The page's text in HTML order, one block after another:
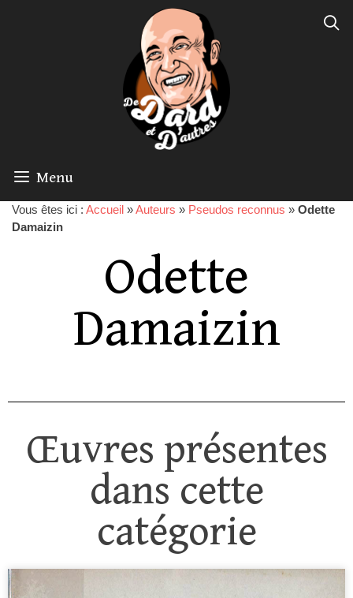
Menu
Vous êtes ici : Accueil »Auteurs » Pseudos reconnus » Odette
Damaizin
Odette
Damaizin
Œuvres présentes
dans cette
catégorie